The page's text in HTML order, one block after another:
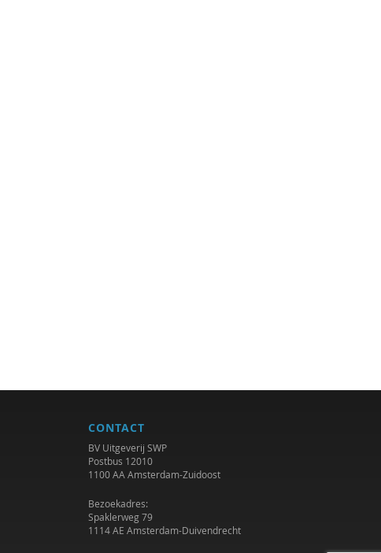
CONTACT
BV Uitgeverij SWP
Postbus 12010
1100 AA Amsterdam-Zuidoost
Bezoekadres:
Spaklerweg 79
1114 AE Amsterdam-Duivendrecht